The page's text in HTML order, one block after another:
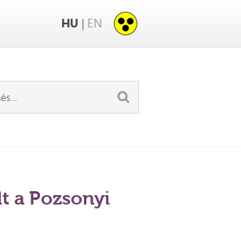
HU | EN
a Pozsonyi